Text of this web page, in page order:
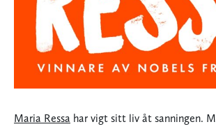
Maria Ressa har vigt sitt liv åt sanningen.